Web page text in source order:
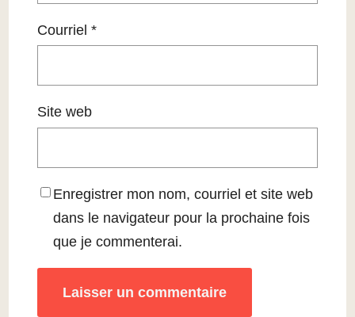
Courriel *
Site web
Enregistrer mon nom, courriel et site web
dans le navigateur pour la prochaine fois
que je commenterai.